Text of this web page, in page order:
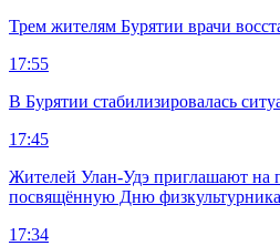
Трем жителям Бурятии врачи
17:55
В Бурятии стабилизировалась
17:45
Жителей Улан-Удэ приглашают на
посвящённую Дню физкультурника
17:34